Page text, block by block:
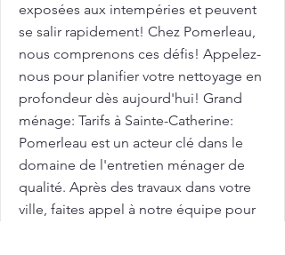
exposées aux intempéries et peuvent
se salir rapidement! Chez Pomerleau,
nous comprenons ces défis! Appelez-
nous pour planifier votre nettoyage en
profondeur dès aujourd'hui! Grand
ménage: Tarifs à Sainte-Catherine:
Pomerleau est un acteur clé dans le
domaine de l'entretien ménager de
qualité. Après des travaux dans votre
ville, faites appel à notre équipe pour